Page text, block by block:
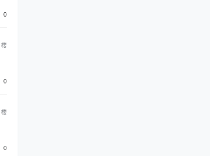
0
楼
0
楼
0